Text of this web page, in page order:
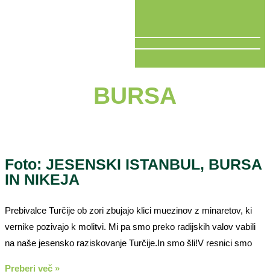
BURSA
Foto: JESENSKI ISTANBUL, BURSA
IN NIKEJA
Prebivalce Turčije ob zori zbujajo klici muezinov z minaretov, ki
vernike pozivajo k molitvi. Mi pa smo preko radijskih valov vabili
na naše jesensko raziskovanje Turčije.In smo šli!V resnici smo
Preberi več »